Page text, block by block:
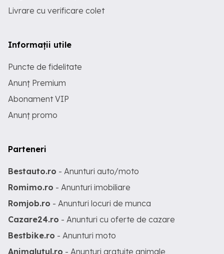
Livrare cu verificare colet
Informații utile
Puncte de fidelitate
Anunț Premium
Abonament VIP
Anunț promo
Parteneri
Bestauto.ro - Anunturi auto/moto
Romimo.ro - Anunturi imobiliare
Romjob.ro - Anunturi locuri de munca
Cazare24.ro - Anunturi cu oferte de cazare
Bestbike.ro - Anunturi moto
Animalutul.ro - Anunturi gratuite animale